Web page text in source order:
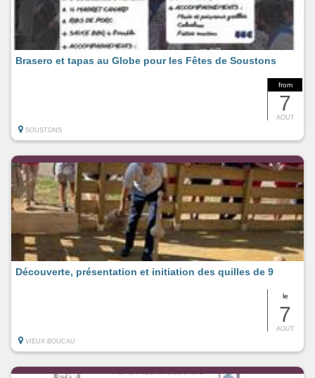
from
7
AOUT
Brasero et tapas au Globe pour les Fêtes de Soustons
SOUSTONS
le
7
AOUT
Découverte, présentation et initiation des quilles de 9
VIEUX-BOUCAU